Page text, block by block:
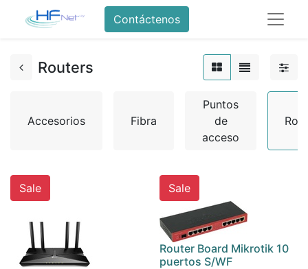
Contáctenos
Routers
Accesorios Fibra
Puntos
de
acceso
Sale Sale
Router Board Mikrotik 10
puertos S/WF